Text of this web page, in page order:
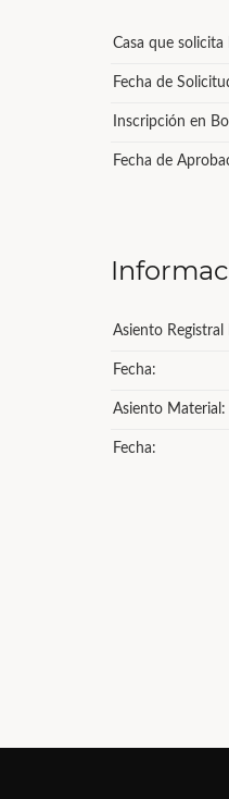
Casa que
Fecha de
Inscripción en
Fecha de
Asiento Registral
Fecha:
Asiento Material:
Fecha: